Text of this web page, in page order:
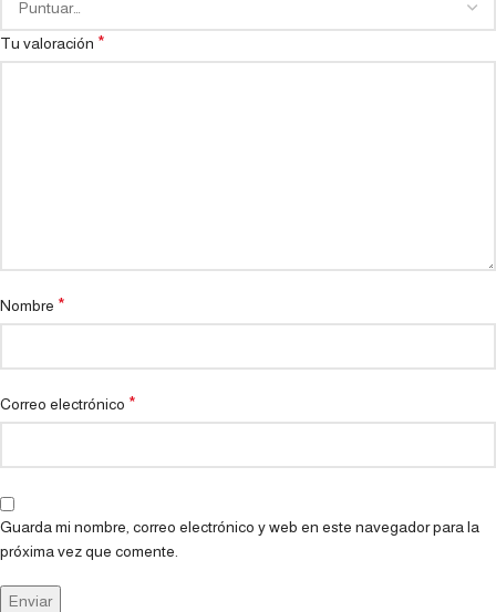
Tu valoración *
Nombre *
Correo electrónico *
Guarda mi nombre, correo electrónico y web en este navegador para la
próxima vez que comente.